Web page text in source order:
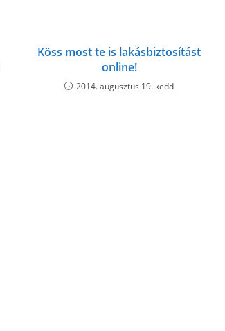
Köss most te is lakásbiztosítást
online!
2014. augusztus 19. kedd